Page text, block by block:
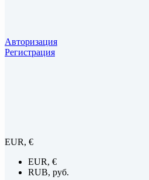
Авторизация
Регистрация
EUR, €
EUR, €
RUB, руб.